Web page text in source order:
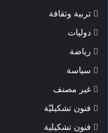
تربية وثقافة
دوليات
رياضة
سياسة
غير مصنف
فنون تشكيليّة
فنون تشكيلية